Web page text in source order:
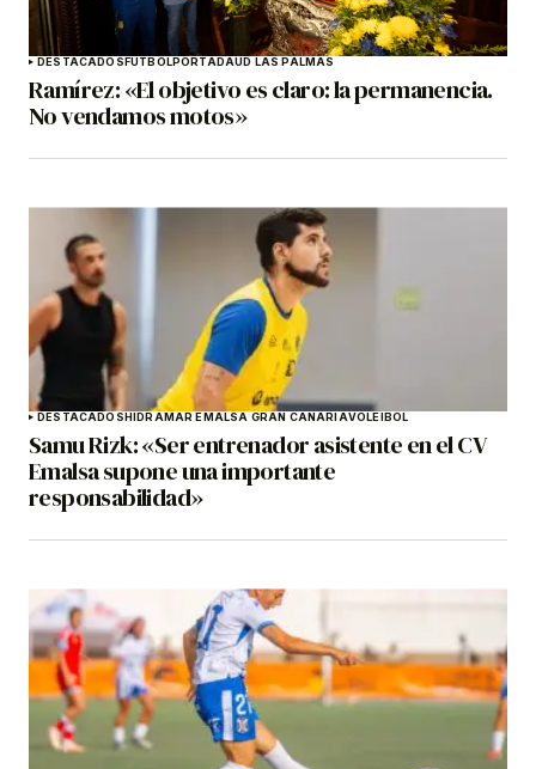
DESTACADOS FÚTBOLPORTADAUD LAS PALMAS
Ramírez: «El objetivo es claro: la permanencia.
No vendamos motos»
DESTACADOS HIDRAMAR EMALSA GRAN CANARIAVOLEIBOL
Samu Rizk: «Ser entrenador asistente en el CV
Emalsa supone una importante
responsabilidad»